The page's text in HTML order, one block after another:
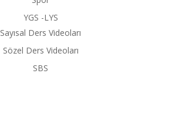
YGS -LYS
Sayısal Ders Videoları
Sözel Ders Videoları
SBS